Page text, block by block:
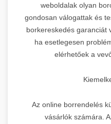
weboldalak olyan
gondosan válogattak és
borkereskedés garanciát
ha esetlegesen
elérhetőek a
Az online borrendelés
vásárlók számára.